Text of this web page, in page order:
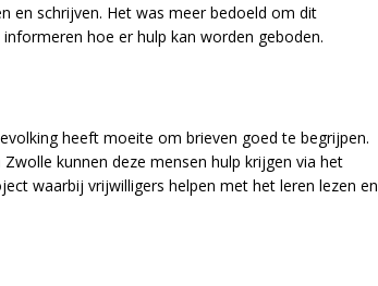
en schrijven. Het was meer bedoeld om dit
hoe er hulp kan worden geboden.
heeft moeite om brieven goed te begrijpen.
kunnen deze mensen hulp krijgen via het
waarbij vrijwilligers helpen met het leren lezen en